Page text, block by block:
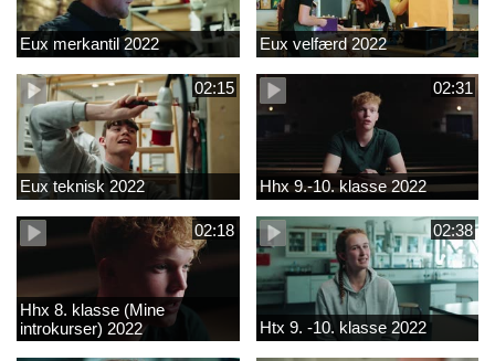
Eux merkantil 2022 Eux velfærd 2022
02:15
Eux teknisk 2022
02:31
Hhx 9.-10. klasse 2022
02:18
Hhx 8. klasse (Mine
introkurser) 2022
02:38
Htx 9. -10. klasse 2022